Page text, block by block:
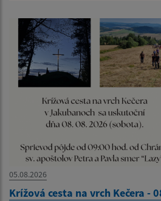
05.08.2026
Krížová cesta na vrch Kečera -